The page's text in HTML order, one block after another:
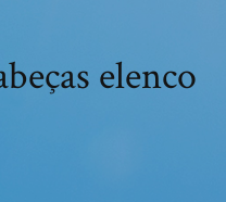
elenco